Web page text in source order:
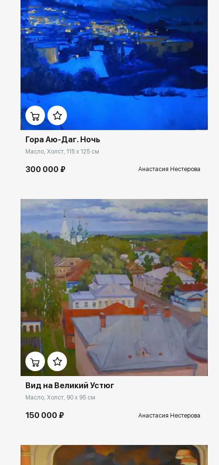
Домен: ekb.rakovgallery.ru
Гора Аю-Даг. Ночь
Масло, Холст, 115 x 125 см
300 000 ₽ Анастасия Нестерова
Домен:
Вид на Великий Устюг
Масло, Холст, 90 x 95 см
150 000 ₽ Анастасия Нестерова